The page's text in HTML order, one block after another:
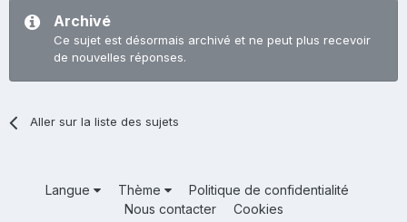
Archivé
Ce sujet est désormais archivé et ne peut plus recevoir
de nouvelles réponses.
Aller sur la liste des sujets
Langue Thème
Politique de confidentialité
Nous contacter
Cookies